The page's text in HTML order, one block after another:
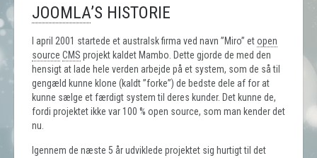
JOOMLA’S HISTORIE
I april 2001 startede et australsk firma ved navn ”Miro” etopen
source CMS projekt kaldet Mambo. Dette gjorde de med den
hensigt at lade hele verden arbejde på et system, som de så til
gengæld kunne klone (kaldt ”forke”) de bedste dele af for at
kunne sælge et færdigt system til deres kunder. Det kunne de,
fordi projektet ikke var 100 % open source, som man kender det
nu.
Igennem de næste 5 år udviklede projektet sig hurtigt til det